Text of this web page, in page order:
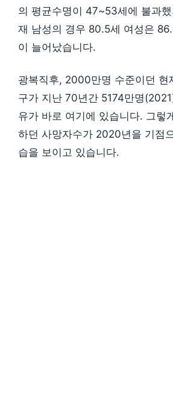
의 평균수명이 47~53세에 불과
재 남성의 경우 80.5세 여성은
이 늘어났습니다.
광복직후, 2000만명 수준이던 현
구가 지난 70년간 5174만명
유가 바로 여기에 있습니다. 그렇
하던 사망자수가 2020년을 기점
습을 보이고 있습니다.